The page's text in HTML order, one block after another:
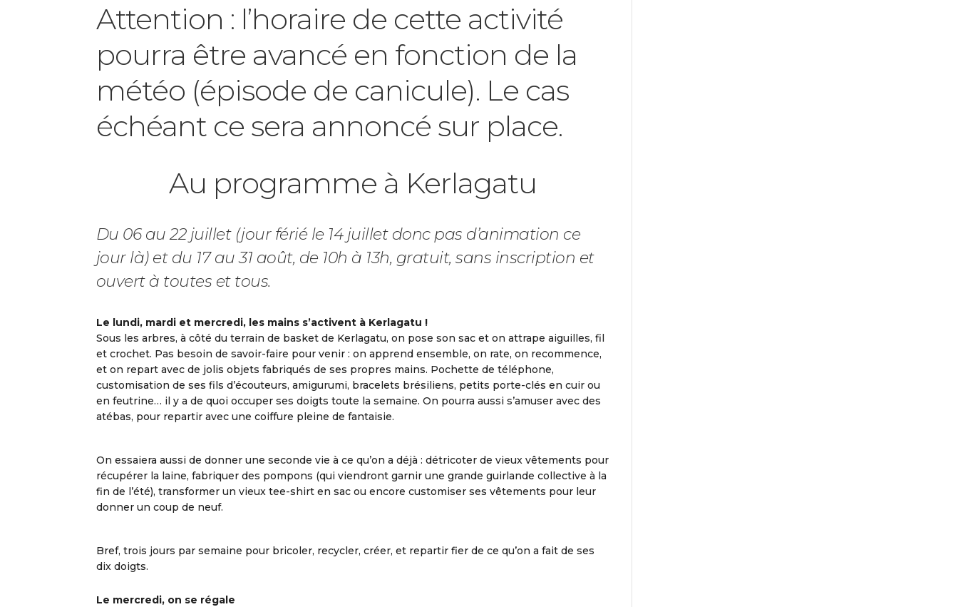
Attention : l’horaire de cette activité
pourra être avancé en fonction de la
météo (épisode de canicule). Le cas
échéant ce sera annoncé sur place.
Au programme à Kerlagatu
Du 06 au 22 juillet (jour férié le 14 juillet donc pas d’animation ce
jour là) et du 17 au 31 août, de 10h à 13h, gratuit, sans inscription et
ouvert à toutes et tous.
Le lundi, mardi et mercredi, les mains s’activent à Kerlagatu !
Sous les arbres, à côté du terrain de basket de Kerlagatu, on pose son sac et on attrape aiguilles, fil
et crochet. Pas besoin de savoir-faire pour venir : on apprend ensemble, on rate, on recommence,
et on repart avec de jolis objets fabriqués de ses propres mains. Pochette de téléphone,
customisation de ses fils d’écouteurs, amigurumi, bracelets brésiliens, petits porte-clés en cuir ou
en feutrine… il y a de quoi occuper ses doigts toute la semaine. On pourra aussi s’amuser avec des
atébas, pour repartir avec une coiffure pleine de fantaisie.
On essaiera aussi de donner une seconde vie à ce qu’on a déjà : détricoter de vieux vêtements pour
récupérer la laine, fabriquer des pompons (qui viendront garnir une grande guirlande collective à la
fin de l’été), transformer un vieux tee-shirt en sac ou encore customiser ses vêtements pour leur
donner un coup de neuf.
Bref, trois jours par semaine pour bricoler, recycler, créer, et repartir fier de ce qu’on a fait de ses
dix doigts.
Le mercredi, on se régale